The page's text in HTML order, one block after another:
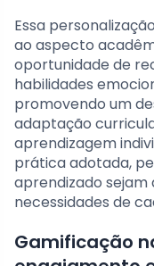
Essa
ao aspecto
oportunidade de
habilidades
promovendo um
adaptação
aprendizagem
prática adotada,
aprendizado
necessidades de
Gamificação